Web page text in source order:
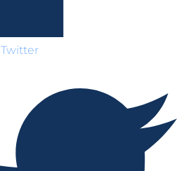
Twitter